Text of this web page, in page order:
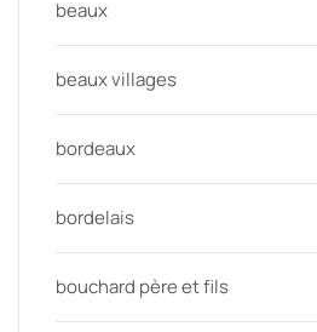
beaux
beaux villages
bordeaux
bordelais
bouchard père et fils